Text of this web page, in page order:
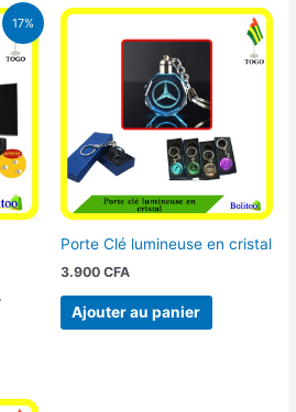
17%
Le
prix
actuel
355.000 CFA.
Porte Clé lumineuse en cristal
3.900 CFA
Ajouter au panier